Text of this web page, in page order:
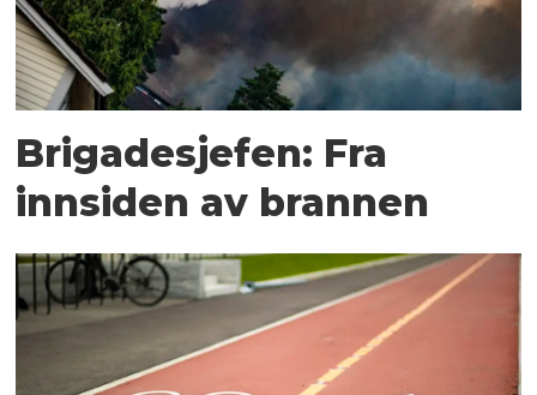
Brigadesjefen: Fra
innsiden av brannen